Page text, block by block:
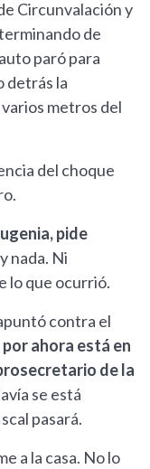
Circunvalación y
de
paró para
detrás la
metros del
del choque
pide
nada. Ni
lo que ocurrió.
contra el
por ahora está en
de la
se está
pasará.
a la casa. No lo